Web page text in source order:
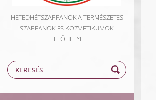
HETEDHÉTSZAPPANOK A TERMÉSZETES
SZAPPANOK ÉS KOZMETIKUMOK
LELŐHELYE